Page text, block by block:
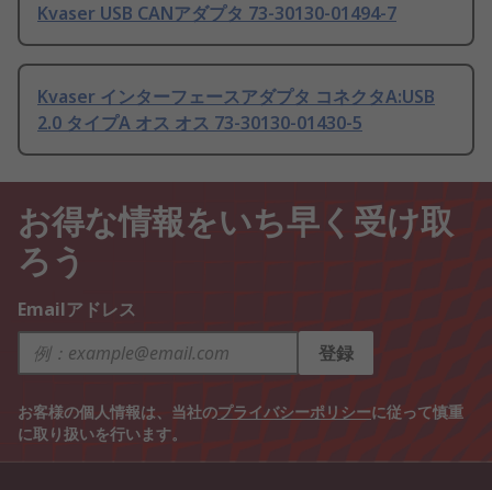
Kvaser USB CANアダプタ 73-30130-01494-7
Kvaser インターフェースアダプタ コネクタA:USB
2.0 タイプA オス オス 73-30130-01430-5
お得な情報をいち早く受け取
ろう
Emailアドレス
登録
お客様の個人情報は、当社のプライバシーポリシーに従って慎重
に取り扱いを行います。